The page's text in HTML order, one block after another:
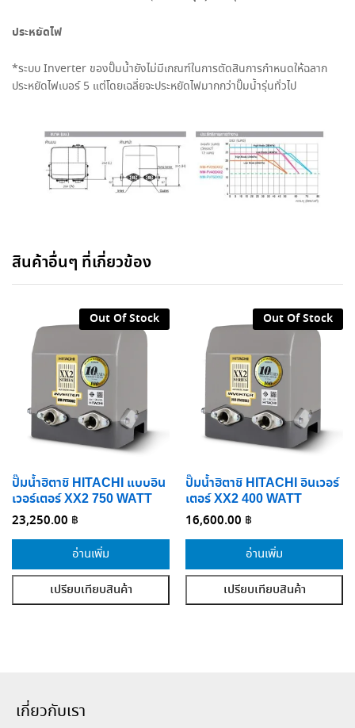
ประหยัดไฟ
*ระบบ Inverter ของปั๊มน้ำยังไม่มีเกณฑ์ในการตัดสินการกำหนดให้ฉลาก
ประหยัดไฟเบอร์5 แต่โดยเฉลี่ยจะประหยัดไฟมากกว่าปั๊มน้ำรุ่นทั่วไป
สินค้าอื่นๆ ที่เกี่ยวข้อง
Out Of Stock
ปั๊มน้ำฮิตาชิ HITACHI แบบอิน
เวอร์เตอร์ XX2 750 WATT
23,250.00 ฿
อ่านเพิ่ม
เปรียบเทียบสินค้า
Out Of Stock
ปั๊มน้ำฮิตาชิ HITACHI อินเวอร์
เตอร์ XX2 400 WATT
16,600.00 ฿
อ่านเพิ่ม
เปรียบเทียบสินค้า
เกี่ยวกับเรา